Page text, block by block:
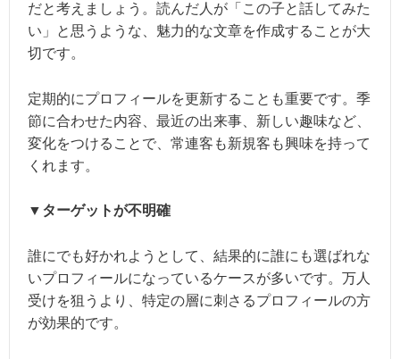
だと考えましょう。読んだ人が「この子と話してみた
い」と思うような、魅力的な文章を作成することが大
切です。
定期的にプロフィールを更新することも重要です。季
節に合わせた内容、最近の出来事、新しい趣味など、
変化をつけることで、常連客も新規客も興味を持って
くれます。
▼ターゲットが不明確
誰にでも好かれようとして、結果的に誰にも選ばれな
いプロフィールになっているケースが多いです。万人
受けを狙うより、特定の層に刺さるプロフィールの方
が効果的です。